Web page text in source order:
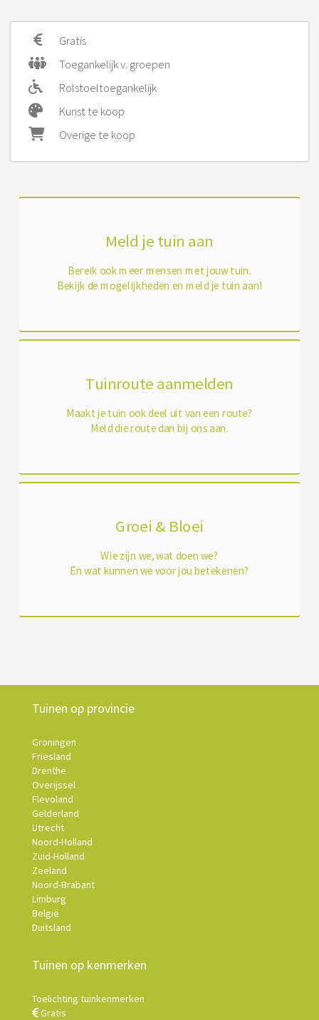
Gratis
Toegankelijk v. groepen
Rolstoeltoegankelijk
Kunst te koop
Overige te koop
Meld je tuin aan
Bereik ook meer mensen met jouw tuin.
Bekijk de mogelijkheden en meld je tuin aan!
Tuinroute aanmelden
Maakt je tuin ook deel uit van een route?
Meld die route dan bij ons aan.
Groei & Bloei
Wie zijn we, wat doen we?
En wat kunnen we voor jou betekenen?
Tuinen op provincie
Groningen
Friesland
Drenthe
Overijssel
Flevoland
Gelderland
Utrecht
Noord-Holland
Zuid-Holland
Zeeland
Noord-Brabant
Limburg
België
Duitsland
Tuinen op kenmerken
Toelichting tuinkenmerken
Gratis